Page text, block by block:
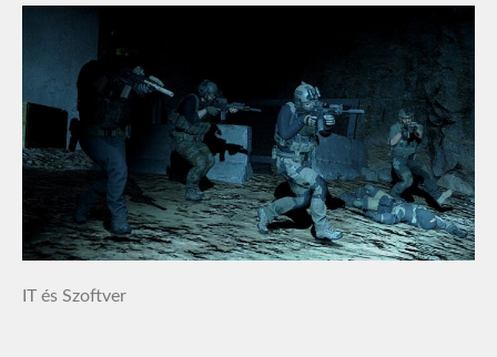
IT és Szoftver